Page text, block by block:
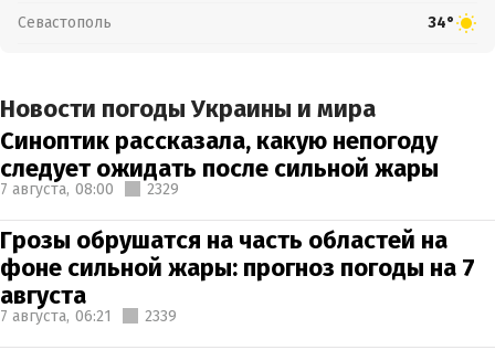
Севастополь 34°
Новости погоды Украины и мира
Синоптик рассказала, какую непогоду
следует ожидать после сильной жары
7 августа, 08:00 2329
Грозы обрушатся на часть областей на
фоне сильной жары: прогноз погоды на 7
августа
7 августа, 06:21 2339